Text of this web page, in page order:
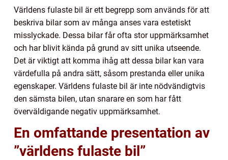
Världens fulaste bil är ett begrepp som används för att
beskriva bilar som av många anses vara estetiskt
misslyckade. Dessa bilar får ofta stor uppmärksamhet
och har blivit kända på grund av sitt unika utseende.
Det är viktigt att komma ihåg att dessa bilar kan vara
värdefulla på andra sätt, såsom prestanda eller unika
egenskaper. Världens fulaste bil är inte nödvändigtvis
den sämsta bilen, utan snarare en som har fått
överväldigande negativ uppmärksamhet.
En omfattande presentation av
”världens fulaste bil”